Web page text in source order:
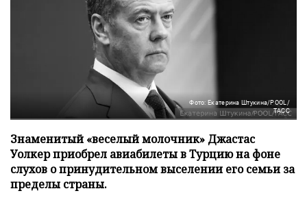
Фото: Екатерина Штукина/POOL/
ТАСС
Знаменитый «веселый молочник» Джастас
Уолкер приобрел авиабилеты в Турцию на фоне
слухов о принудительном выселении его семьи за
пределы страны.